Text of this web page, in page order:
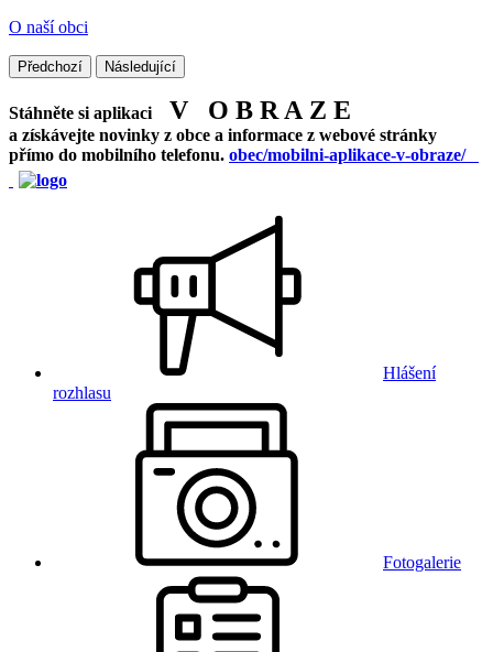
O naší obci
Předchozí Následující
Stáhněte si aplikaci V O B R A Z E
a získávejte novinky z obce a informace z webové stránky
přímo do mobilního telefonu. obec/mobilni-aplikace-v-obraze/
Hlášení
rozhlasu
Fotogalerie